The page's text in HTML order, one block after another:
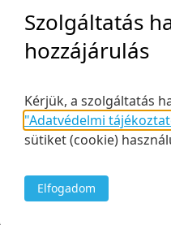
Feltöltés idejéig
Szolgáltatás
hozzájárulás
Kérjük, a szolgáltatás
"Adatvédelmi
sütiket (cookie)
Elfogadom